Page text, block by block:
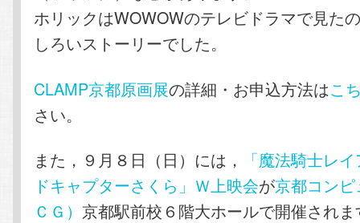
ホリックはWOWOWのテレビドラマで見た
しろいストーリーでした。
CLAMP京都原画展の詳細・お申込方法はこ
さい。
また，９月８日（日）には，
「魔法騎士レ
ドキャプターさくら」Ｗ上映会が京都コン
ＣＧ） 京都駅前校６階大ホールで開催され